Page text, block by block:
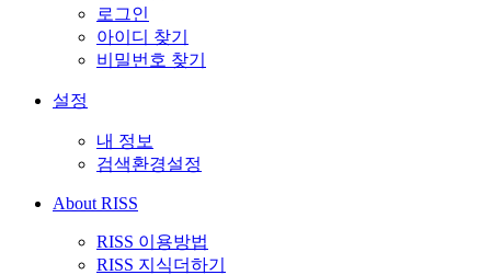
로그인
아이디 찾기
비밀번호 찾기
설정
내 정보
검색환경설정
About RISS
RISS 이용방법
RISS 지식더하기